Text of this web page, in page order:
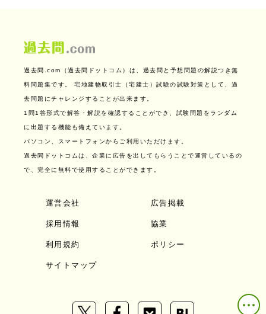
過去問.com（過去問ドットコム）は、過去問と予想問題の解説つき無
料問題集です。 宅地建物取引士（宅建士）試験の試験対策として、過
去問題にチャレンジすることが出来ます。
1問1答形式で解答・解説を確認することができ、試験問題をランダム
に出題する機能も備えています。
パソコン、スマートフォンからご利用いただけます。
過去問ドットコムは、企業に広告を出してもらうことで運営しているの
で、完全に無料で使用することができます。
運営会社 広告掲載
採用情報 協業
利用規約 ポリシー
サイトマップ